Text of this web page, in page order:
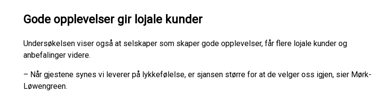
Gode opplevelser gir lojale kunder
Undersøkelsen viser også at selskaper som skaper gode opplevelser, får flere lojale kunder og
anbefalinger videre.
– Når gjestene synes vi leverer på lykkefølelse, er sjansen større for at de velger oss igjen, sier Mørk-
Løwengreen.